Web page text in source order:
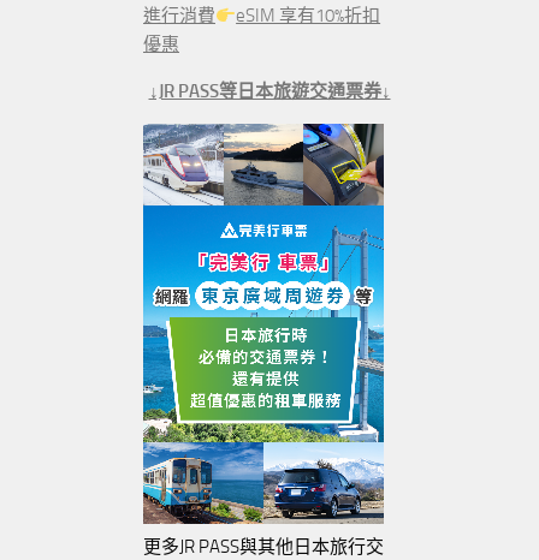
進行消費
eSIM 享有10%折扣
優惠
↓JR PASS等日本旅遊交通票券↓
更多JR PASS與其他日本旅行交